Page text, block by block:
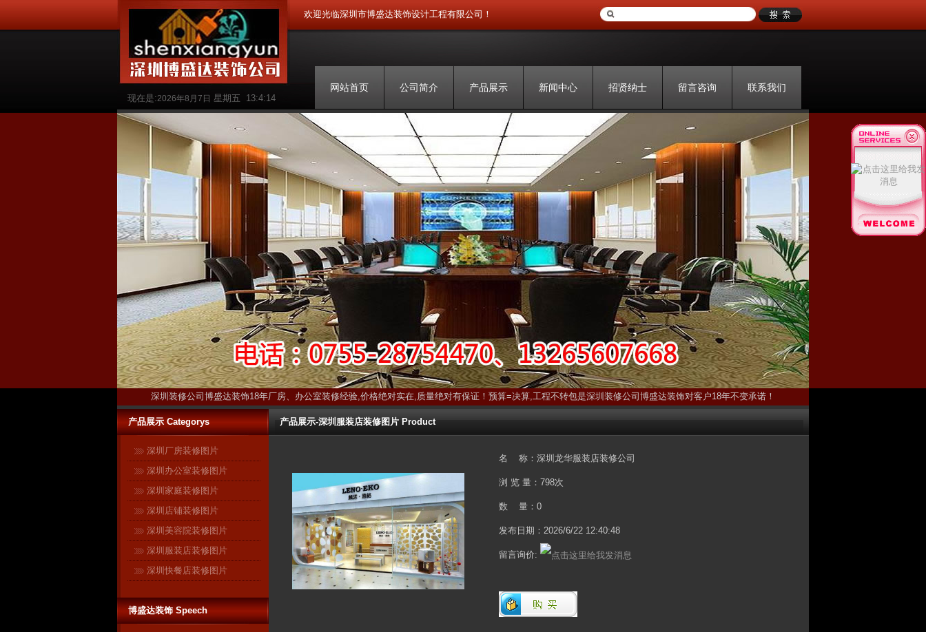
欢迎光临深圳市博盛达装饰设计工程有限公司！
现在是:2026年8月7日 星期五 13:4:14
联系我们
留言咨询
招贤纳士
新闻中心
产品展示
公司简介
网站首页
深圳装修公司博盛达装饰18年厂房、办公室装修经验,价格绝对实在,质量绝对有保证！预算=决算,工程不转包是深圳装修公司博盛达装饰对客户18年不变承诺！
产品展示 Categorys
深圳厂房装修图片
深圳办公室装修图片
深圳家庭装修图片
深圳店铺装修图片
深圳美容院装修图片
深圳服装店装修图片
深圳快餐店装修图片
博盛达装饰 Speech
产品展示-深圳服装店装修图片 Product
名 称：深圳龙华服装店装修公司
浏 览 量： 798次
数 量：0
发布日期：2026/6/22 12:40:48
留言询价: